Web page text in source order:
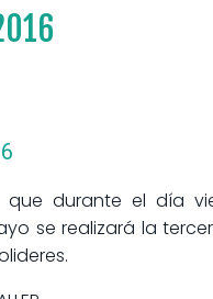
que durante el día
se realizará la